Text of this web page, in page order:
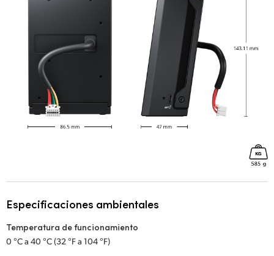
Especificaciones ambientales
Temperatura de funcionamiento
0 °C a 40 °C (32 °F a 104 °F)